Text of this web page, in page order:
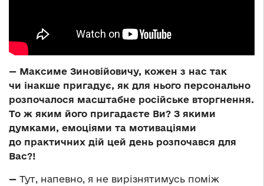
— Максиме Зиновійовичу, кожен з нас так
чи інакше пригадує, як для нього персонально
розпочалося масштабне російське вторгнення.
То ж яким його пригадаєте Ви? З якими
думками, емоціями та мотиваціями
до практичних дій цей день розпочався для
Вас?!
— Тут, напевно, я не вирізнятимусь поміж